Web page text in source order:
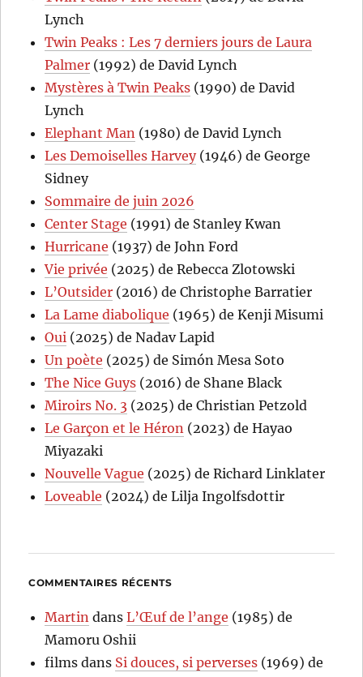
Lynch
Twin Peaks : Les 7 derniers jours de Laura
Palmer (1992) de David Lynch
Mystères à Twin Peaks (1990) de David
Lynch
Elephant Man (1980) de David Lynch
Les Demoiselles Harvey(1946) de George
Sidney
Sommaire de juin 2026
Center Stage (1991) de Stanley Kwan
Hurricane (1937) de John Ford
Vie privée (2025) de Rebecca Zlotowski
L’Outsider (2016) de Christophe Barratier
La Lame diabolique (1965) de Kenji Misumi
Oui (2025) de Nadav Lapid
Un poète (2025) de Simón Mesa Soto
The Nice Guys (2016) de Shane Black
Miroirs No. 3 (2025) de Christian Petzold
Le Garçon et le Héron (2023) de Hayao
Miyazaki
Nouvelle Vague (2025) de Richard Linklater
Loveable (2024) de Lilja Ingolfsdottir
COMMENTAIRES RÉCENTS
Martin dansL’Œuf de l’ange (1985) de
Mamoru Oshii
films dans Si douces, si perverses (1969) de